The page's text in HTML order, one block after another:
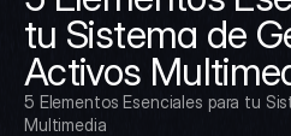
tu Sistema de
Activos
5 Elementos Esenciales para tu
Multimedia